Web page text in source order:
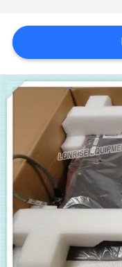
NOUS
CONTACTER
NOUVELLES
LES
AFFAIRES
SITEMAP